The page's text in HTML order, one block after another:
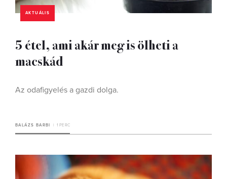
AKTUÁLIS
5 étel, ami akár meg is ölheti a
macskád
Az odafigyelés a gazdi dolga.
BALÁZS BARBI 1 PERC